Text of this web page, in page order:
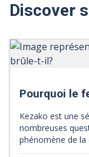
Discover
Pourquoi le
Kezako est une
nombreuses
phénomène de